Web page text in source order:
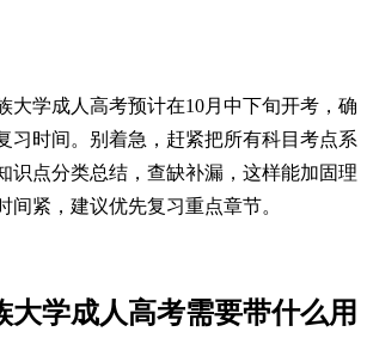
大学成人高考预计在10月中下旬开考，确
习时间。别着急，赶紧把所有科目考点系
识点分类总结，查缺补漏，这样能加固理
间紧，建议优先复习重点章节。
大学成人高考需要带什么用